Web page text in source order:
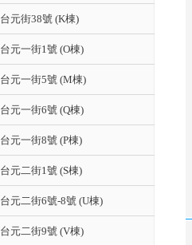
台元街38號 (K棟)
台元一街1號 (O棟)
台元一街5號 (M棟)
台元一街6號 (Q棟)
台元一街8號 (P棟)
台元二街1號 (S棟)
台元二街6號-8號 (U棟)
台元二街9號 (V棟)